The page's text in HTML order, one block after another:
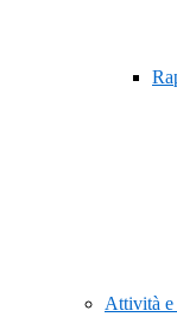
Attività e